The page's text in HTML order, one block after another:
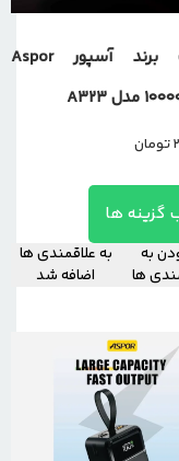
پاوربانک برند آسپور Aspor
تومان
گزینه ها
به
ها
به علاقمندی ها
اضافه شد